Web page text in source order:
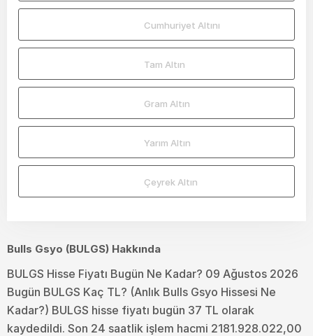
Cumhuriyet Altını
Tam Altın
Gram Altın
Yarım Altın
Çeyrek Altın
Bulls Gsyo (BULGS) Hakkında
BULGS Hisse Fiyatı Bugün Ne Kadar? 09 Ağustos 2026
Bugün BULGS Kaç TL? (Anlık Bulls Gsyo Hissesi Ne
Kadar?) BULGS hisse fiyatı bugün 37 TL olarak
kaydedildi. Son 24 saatlik işlem hacmi 2181.928.022,00